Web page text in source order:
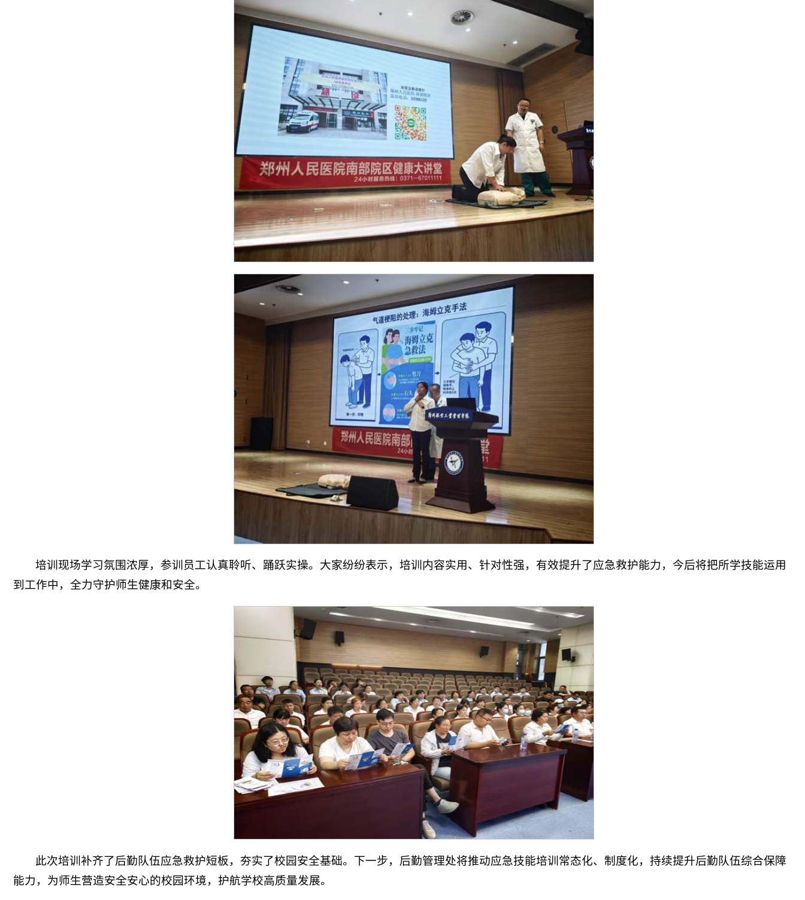
培训现场学习氛围浓厚，参训员工认真聆听、踊跃实操。大家纷纷表示，培训内容实用、针对性强，有效提升了应急救护能力，今后将把所学技能运用
到工作中，全力守护师生健康和安全。
此次培训补齐了后勤队伍应急救护短板，夯实了校园安全基础。下一步，后勤管理处将推动应急技能培训常态化、制度化，持续提升后勤队伍综合保障
能力，为师生营造安全安心的校园环境，护航学校高质量发展。